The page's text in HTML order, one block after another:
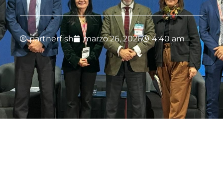
partnerfish marzo 26, 2026 4:40 am